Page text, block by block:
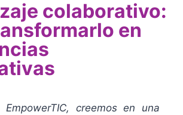
colaborativo:
en
EmpowerTIC, creemos en una